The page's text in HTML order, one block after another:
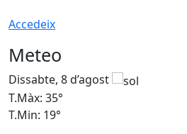
Accedeix
Meteo
Dissabte, 8 d’agost
T.Màx: 35°
T.Min: 19°